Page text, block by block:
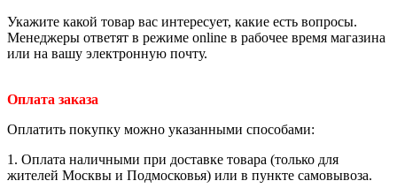
Укажите какой товар вас интересует, какие есть вопросы.
Менеджеры ответят в режиме online в рабочее время магазина
или на вашу электронную почту.
Оплата заказа
Оплатить покупку можно указанными способами:
1. Оплата наличными при доставке товара (только для
жителей Москвы и Подмосковья) или в пункте самовывоза.